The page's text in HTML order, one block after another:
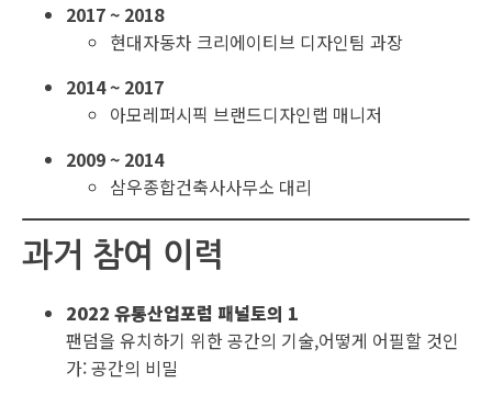
2017 ~ 2018
현대자동차 크리에이티브 디자인팀 과장
2014 ~ 2017
아모레퍼시픽 브랜드디자인랩 매니저
2009 ~ 2014
삼우종합건축사사무소 대리
과거 참여 이력
2022 유통산업포럼 패널토의 1
팬덤을 유치하기 위한 공간의 기술,어떻게 어필할 것인
가: 공간의 비밀